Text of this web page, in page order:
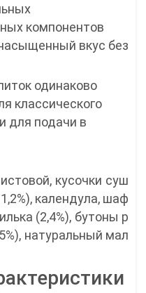
компонентов
вкус без
одинаково
классического
для подачи в
кусочки суш
календула, шаф
(2,4%), бутоны р
натуральный мал